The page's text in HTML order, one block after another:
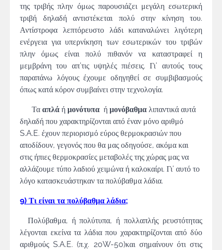
της τριβής πλην όμως παρουσιάζει μεγάλη εσωτερική
τριβή δηλαδή αντιστέκεται πολύ στην κίνηση του.
Αντίστροφα λεπτόρευστο λάδι καταναλώνει λιγότερη
ενέργεια για υπερνίκηση των εσωτερικών του τριβών
πλην όμως είναι πολύ πιθανόν να καταστραφεί η
μεμβράνη του απ’τις υψηλές πιέσεις. Γι’ αυτούς τους
παραπάνω λόγους έχουμε οδηγηθεί σε συμβιβασμούς
όπως κατά κόρον συμβαίνει στην τεχνολογία.
Τα απλά ή μονότυπα ή μονόβαθμα λιπαντικά αυτά
δηλαδή που χαρακτηρίζονται από έναν μόνο αριθμό
S.A.E. έχουν περιορισμό εύρος θερμοκρασιών που
αποδίδουν, γεγονός που θα μας οδηγούσε, ακόμα και
στις ήπιες θερμοκρασίες μεταβολές της χώρας μας να
αλλάζουμε τύπο λαδιού χειμώνα ή καλοκαίρι. Γι’ αυτό το
λόγο κατασκευάστηκαν τα πολύβαθμα λάδια.
9) Τι είναι τα πολύβαθμα λάδια;
Πολύβαθμα, ή πολύτυπα, ή πολλαπλής ρευστότητας
λέγονται εκείνα τα λάδια που χαρακτηρίζονται από δύο
αριθμούς S.A.E. (π.χ. 20W-50)και σημαίνουν ότι στις